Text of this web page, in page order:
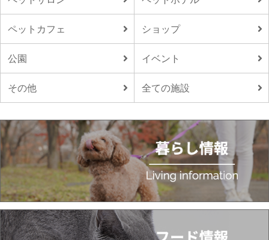
ペットカフェ ショップ
公園 イベント
その他 全ての施設